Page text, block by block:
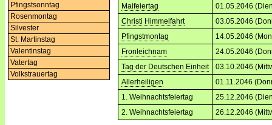
Pfingstsonntag
Rosenmontag
Silvester
St. Martinstag
Valentinstag
Vatertag
Volkstrauertag
Maifeiertag
01.05.2046
Christi Himmelfahrt
03.05.2046
Pfingstmontag
14.05.2046
Fronleichnam
24.05.2046
Tag der Deutschen Einheit
03.10.2046
Allerheiligen
01.11.2046
1. Weihnachtsfeiertag
25.12.2046
2. Weihnachtsfeiertag
26.12.2046